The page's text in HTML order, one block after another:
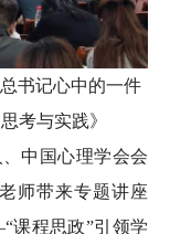
书记心中的一件
考与实践》
中国心理学会会
师带来专题讲座
课程思政”引领学